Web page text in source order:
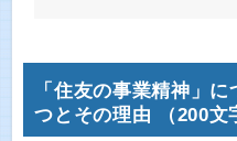
「住友の事業精神」
つとその理由 （200文